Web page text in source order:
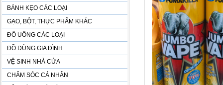
BÁNH KẸO CÁC LOẠI
GẠO, BỘT, THỰC PHẨM KHÁC
ĐỒ UỐNG CÁC LOẠI
ĐỒ DÙNG GIA ĐÌNH
VỆ SINH NHÀ CỬA
CHĂM SÓC CÁ NHÂN